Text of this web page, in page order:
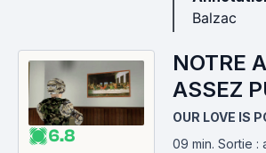
Balzac
6.8
NOTRE
ASSEZ
(2014)
OUR LOVE IS
09 min. Sortie :